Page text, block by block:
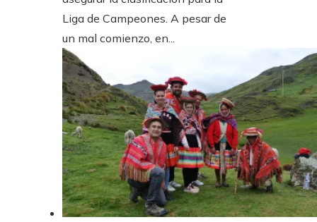
Liga de Campeones. A pesar de
un mal comienzo, en...